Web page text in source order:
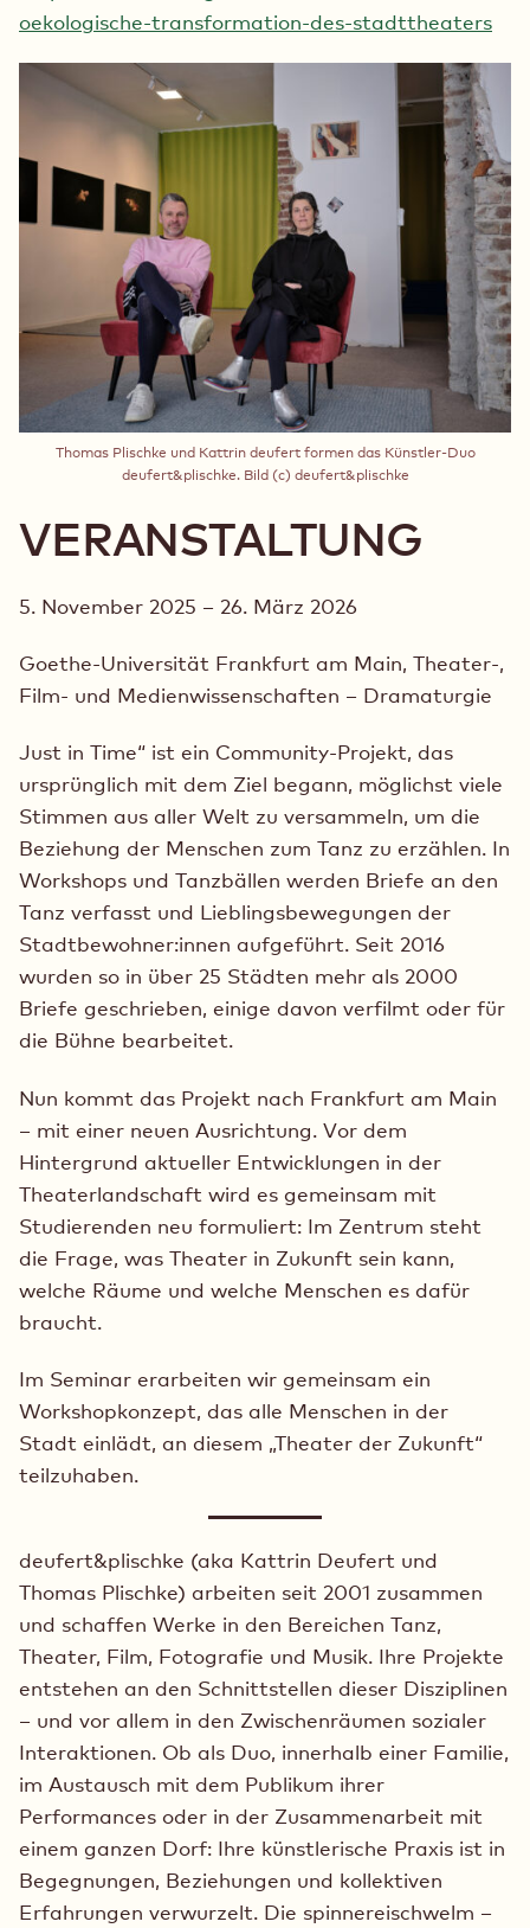
oekologische-transformation-des-stadttheaters
Thomas Plischke und Kattrin deufert formen das Künstler-Duo
deufert&plischke. Bild (c) deufert&plischke
VERANSTALTUNG
5. November 2025 – 26. März 2026
Goethe-Universität Frankfurt am Main, Theater-,
Film- und Medienwissenschaften – Dramaturgie
Just in Time“ ist ein Community-Projekt, das
ursprünglich mit dem Ziel begann, möglichst viele
Stimmen aus aller Welt zu versammeln, um die
Beziehung der Menschen zum Tanz zu erzählen. In
Workshops und Tanzbällen werden Briefe an den
Tanz verfasst und Lieblingsbewegungen der
Stadtbewohner:innen aufgeführt. Seit 2016
wurden so in über 25 Städten mehr als 2000
Briefe geschrieben, einige davon verfilmt oder für
die Bühne bearbeitet.
Nun kommt das Projekt nach Frankfurt am Main
– mit einer neuen Ausrichtung. Vor dem
Hintergrund aktueller Entwicklungen in der
Theaterlandschaft wird es gemeinsam mit
Studierenden neu formuliert: Im Zentrum steht
die Frage, was Theater in Zukunft sein kann,
welche Räume und welche Menschen es dafür
braucht.
Im Seminar erarbeiten wir gemeinsam ein
Workshopkonzept, das alle Menschen in der
Stadt einlädt, an diesem „Theater der Zukunft“
teilzuhaben.
deufert&plischke (aka Kattrin Deufert und
Thomas Plischke) arbeiten seit 2001 zusammen
und schaffen Werke in den Bereichen Tanz,
Theater, Film, Fotografie und Musik. Ihre Projekte
entstehen an den Schnittstellen dieser Disziplinen
– und vor allem in den Zwischenräumen sozialer
Interaktionen. Ob als Duo, innerhalb einer Familie,
im Austausch mit dem Publikum ihrer
Performances oder in der Zusammenarbeit mit
einem ganzen Dorf: Ihre künstlerische Praxis ist in
Begegnungen, Beziehungen und kollektiven
Erfahrungen verwurzelt. Die spinnereischwelm –